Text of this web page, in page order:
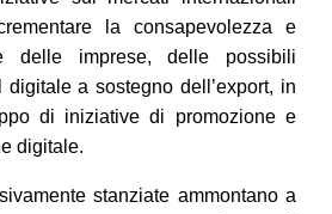
la consapevolezza e
delle imprese, delle possibili
a sostegno dell’export, in
di iniziative di promozione e
digitale.
stanziate ammontano a